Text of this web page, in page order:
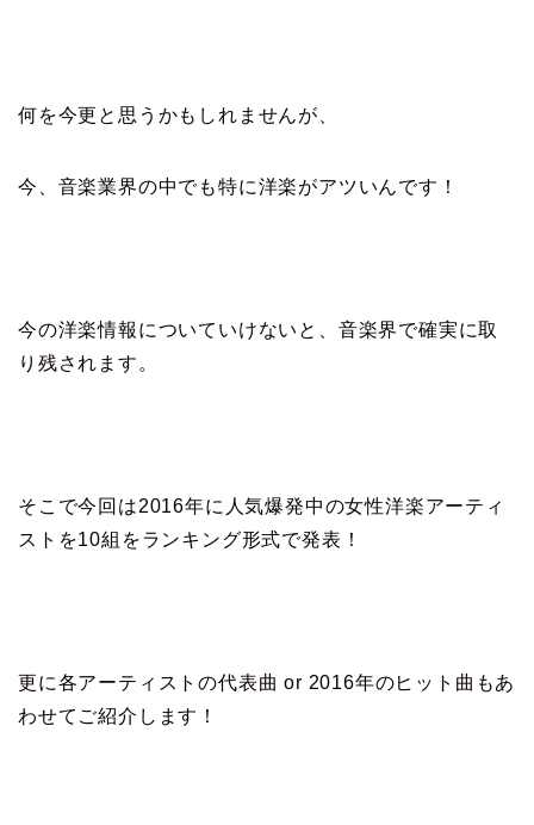
何を今更と思うかもしれませんが、
今、音楽業界の中でも特に洋楽がアツいんです！
今の洋楽情報についていけないと、音楽界で確実に取
り残されます。
そこで今回は2016年に人気爆発中の女性洋楽アーティ
ストを10組をランキング形式で発表！
更に各アーティストの代表曲 or 2016年のヒット曲もあ
わせてご紹介します！